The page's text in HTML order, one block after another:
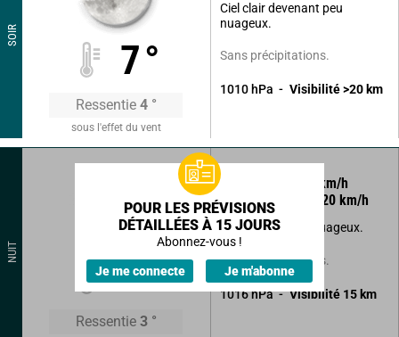
SOIR
7°
Ressentie 4 °
sous l'effet du vent
Ciel clair devenant peu
nuageux.
Sans précipitations.
1010 hPa Visibilité >20 km
NUIT
5°
Ressentie 3 °
km/h
Rafales à
20 km/h
Beau temps peu nuageux.
Sans précipitations.
1016hPa Visibilité 15 km
POUR LES PRÉVISIONS
DÉTAILLÉES À 15 JOURS
Abonnez-vous !
Je me connecte Je m'abonne